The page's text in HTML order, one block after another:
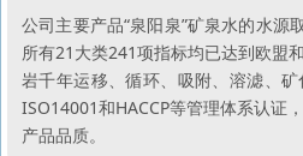
公司主要产品“泉阳泉”矿泉水的水
所有21大类241项指标均已达到欧盟
岩千年运移、循环、吸附、溶滤、
ISO14001和HACCP等管理体系认证
产品品质。